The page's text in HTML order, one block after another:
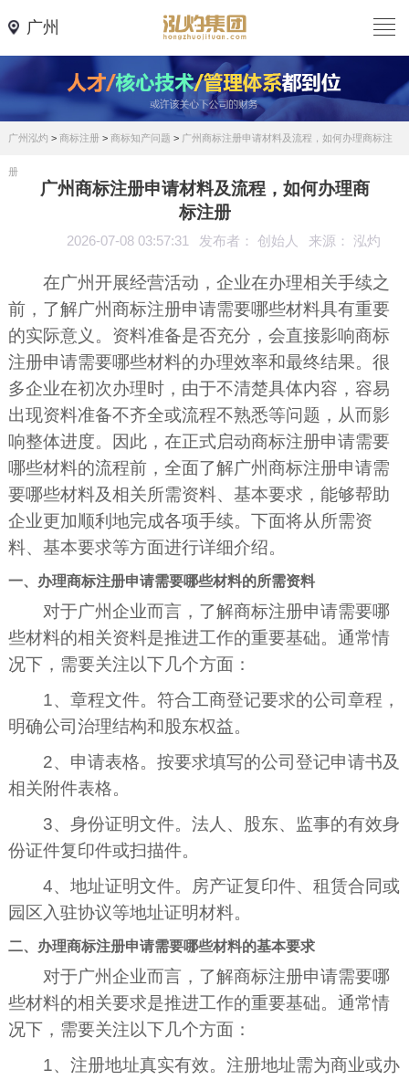
广州
广州泓灼 > 商标注册> 商标知产问题 > 广州商标注册申请材料及流程，如何办理商标注
册
广州商标注册申请材料及流程，如何办理商
标注册
2026-07-08 03:57:31 发布者： 创始人 来源： 泓灼
在广州开展经营活动，企业在办理相关手续之
前，了解广州商标注册申请需要哪些材料具有重要
的实际意义。资料准备是否充分，会直接影响商标
注册申请需要哪些材料的办理效率和最终结果。很
多企业在初次办理时，由于不清楚具体内容，容易
出现资料准备不齐全或流程不熟悉等问题，从而影
响整体进度。因此，在正式启动商标注册申请需要
哪些材料的流程前，全面了解广州商标注册申请需
要哪些材料及相关所需资料、基本要求，能够帮助
企业更加顺利地完成各项手续。下面将从所需资
料、基本要求等方面进行详细介绍。
一、办理商标注册申请需要哪些材料的所需资料
对于广州企业而言，了解商标注册申请需要哪
些材料的相关资料是推进工作的重要基础。通常情
况下，需要关注以下几个方面：
1、章程文件。符合工商登记要求的公司章程，
明确公司治理结构和股东权益。
2、申请表格。按要求填写的公司登记申请书及
相关附件表格。
3、身份证明文件。法人、股东、监事的有效身
份证件复印件或扫描件。
4、地址证明文件。房产证复印件、租赁合同或
园区入驻协议等地址证明材料。
二、办理商标注册申请需要哪些材料的基本要求
对于广州企业而言，了解商标注册申请需要哪
些材料的相关要求是推进工作的重要基础。通常情
况下，需要关注以下几个方面：
1、注册地址真实有效。注册地址需为商业或办